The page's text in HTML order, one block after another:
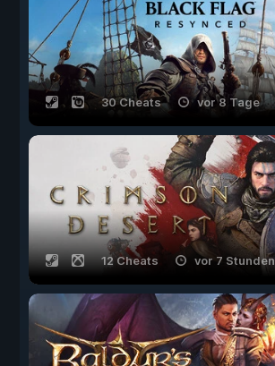
30 Cheats vor 8 Tage
12 Cheats vor 7 Stunden